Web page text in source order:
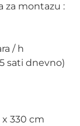
za montazu :
/ h
sati dnevno)
330 cm